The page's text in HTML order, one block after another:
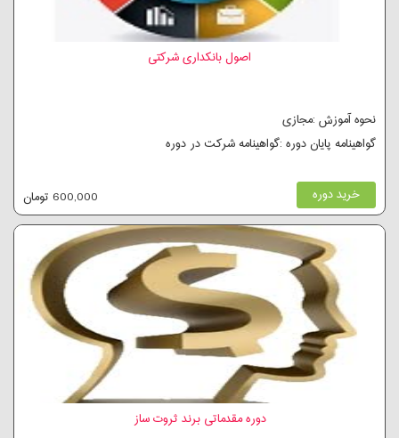
اصول بانکداری شرکتی
نحوه آموزش :مجازی
گواهینامه پایان دوره :گواهینامه شرکت در دوره
خرید دوره 600,000 تومان
دوره مقدماتی برند ثروت ساز